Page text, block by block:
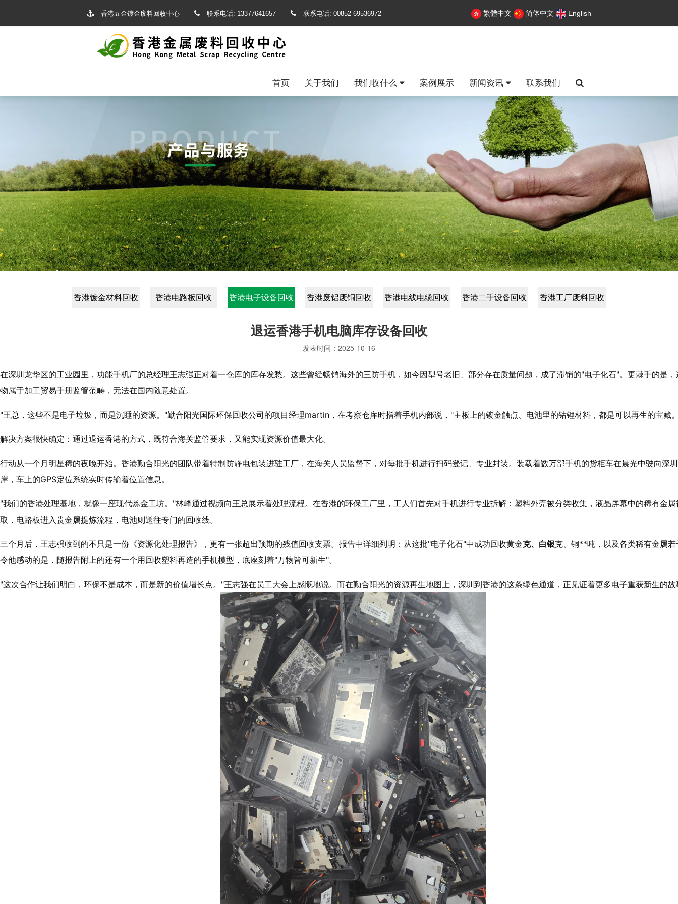
香港五金镀金废料回收中心 联系电话: 13377641657 联系电话: 00852-69536972 繁體中文 简体中文 English
首页 关于我们 我们收什么 案例展示 新闻资讯 联系我们
香港镀金材料回收 香港电路板回收 香港电子设备回收 香港废铝废铜回收 香港电线电缆回收 香港二手设备回收 香港工厂废料回收
退运香港手机电脑库存设备回收
发表时间： 2025-10-16
在深圳龙华区的工业园里，功能手机厂的总经理王志强正对着一仓库的库存发愁。这些曾经畅销海外的三防手机，如今因型号老旧、部分存在质量问题，成了滞销的"电子化石"。更棘手的是
物属于加工贸易手册监管范畴，无法在国内随意处置。
"王总，这些不是电子垃圾，而是沉睡的资源。"勤合阳光国际环保回收公司的项目经理martin，在考察仓库时指着手机内部说，"主板上的镀金触点、电池里的钴锂材料，都是可以再生的宝藏
解决方案很快确定：通过退运香港的方式，既符合海关监管要求，又能实现资源价值最大化。
行动从一个月明星稀的夜晚开始。香港勤合阳光的团队带着特制防静电包装进驻工厂，在海关人员监督下，对每批手机进行扫码登记、专业封装。装载着数万部手机的货柜车在晨光中驶向深
岸，车上的GPS定位系统实时传输着位置信息。
"我们的香港处理基地，就像一座现代炼金工坊。"林峰通过视频向王总展示着处理流程。在香港的环保工厂里，工人们首先对手机进行专业拆解：塑料外壳被分类收集，液晶屏幕中的稀有金属
取，电路板进入贵金属提炼流程，电池则送往专门的回收线。
三个月后，王志强收到的不只是一份《资源化处理报告》，更有一张超出预期的残值回收支票。报告中详细列明：从这批"电子化石"中成功回收黄金克、白银克、铜**吨，以及各类稀有金属若
令他感动的是，随报告附上的还有一个用回收塑料再造的手机模型，底座刻着"万物皆可新生"。
"这次合作让我们明白，环保不是成本，而是新的价值增长点。"王志强在员工大会上感慨地说。而在勤合阳光的资源再生地图上，深圳到香港的这条绿色通道，正见证着更多电子重获新生的故